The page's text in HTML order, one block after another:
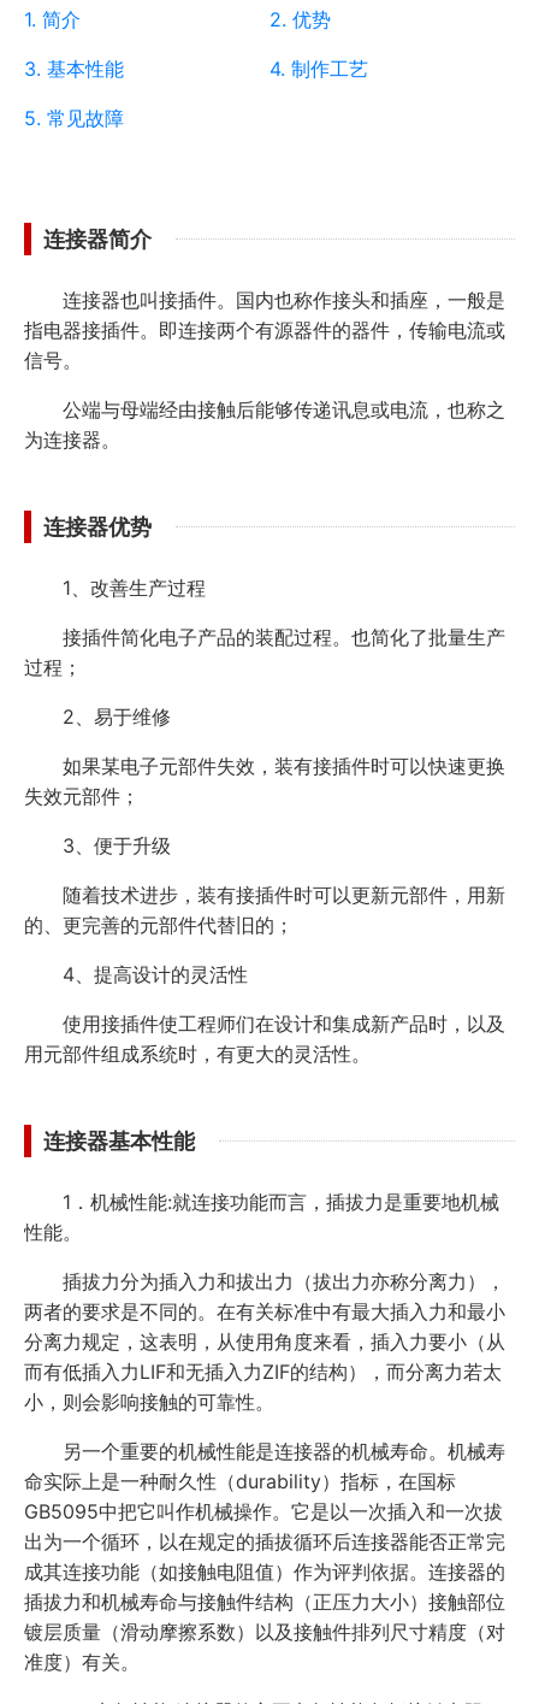
1. 简介 2. 优势
3. 基本性能 4. 制作工艺
5. 常见故障
连接器简介
连接器也叫接插件。国内也称作接头和插座，一般是
指电器接插件。即连接两个有源器件的器件，传输电流或
信号。
公端与母端经由接触后能够传递讯息或电流，也称之
为连接器。
连接器优势
1、改善生产过程
接插件简化电子产品的装配过程。也简化了批量生产
过程；
2、易于维修
如果某电子元部件失效，装有接插件时可以快速更换
失效元部件；
3、便于升级
随着技术进步，装有接插件时可以更新元部件，用新
的、更完善的元部件代替旧的；
4、提高设计的灵活性
使用接插件使工程师们在设计和集成新产品时，以及
用元部件组成系统时，有更大的灵活性。
连接器基本性能
1．机械性能:就连接功能而言，插拔力是重要地机械
性能。
插拔力分为插入力和拔出力（拔出力亦称分离力），
两者的要求是不同的。在有关标准中有最大插入力和最小
分离力规定，这表明，从使用角度来看，插入力要小（从
而有低插入力LIF和无插入力ZIF的结构），而分离力若太
小，则会影响接触的可靠性。
另一个重要的机械性能是连接器的机械寿命。机械寿
命实际上是一种耐久性（durability）指标，在国标
GB5095中把它叫作机械操作。它是以一次插入和一次拔
出为一个循环，以在规定的插拔循环后连接器能否正常完
成其连接功能（如接触电阻值）作为评判依据。连接器的
插拔力和机械寿命与接触件结构（正压力大小）接触部位
镀层质量（滑动摩擦系数）以及接触件排列尺寸精度（对
准度）有关。